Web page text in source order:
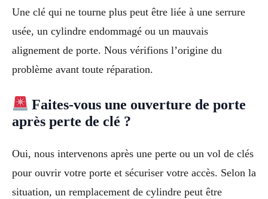
Une clé qui ne tourne plus peut être liée à une serrure
usée, un cylindre endommagé ou un mauvais
alignement de porte. Nous vérifions l’origine du
problème avant toute réparation.
Faites-vous une ouverture de porte
après perte de clé ?
Oui, nous intervenons après une perte ou un vol de clés
pour ouvrir votre porte et sécuriser votre accès. Selon la
situation, un remplacement de cylindre peut être